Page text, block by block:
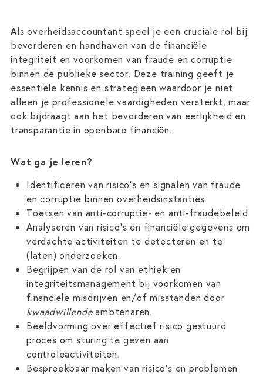
Als overheidsaccountant speel je een cruciale rol bij
bevorderen en handhaven van de financiële
integriteit en voorkomen van fraude en corruptie
binnen de publieke sector. Deze training geeft je
essentiële kennis en strategieën waardoor je niet
alleen je professionele vaardigheden versterkt, maar
ook bijdraagt aan het bevorderen van eerlijkheid en
transparantie in openbare financiën.
Wat ga je leren?
Identificeren van risico's en signalen van fraude
en corruptie binnen overheidsinstanties.
Toetsen van anti-corruptie- en anti-fraudebeleid.
Analyseren van risico’s en financiële gegevens om
verdachte activiteiten te detecteren en te
(laten) onderzoeken.
Begrijpen van de rol van ethiek en
integriteitsmanagement bij voorkomen van
financiële misdrijven en/of misstanden door
kwaadwillendeambtenaren.
Beeldvorming over effectief risico gestuurd
proces om sturing te geven aan
controleactiviteiten.
Bespreekbaar maken van risico’s en problemen